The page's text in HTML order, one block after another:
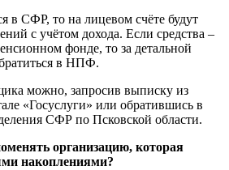
в СФР, то на лицевом счёте будут
с учётом дохода. Если средства –
фонде, то за детальной
в НПФ.
можно, запросив выписку из
«Госуслуги» или обратившись в
СФР по Псковской области.
организацию, которая
накоплениями?